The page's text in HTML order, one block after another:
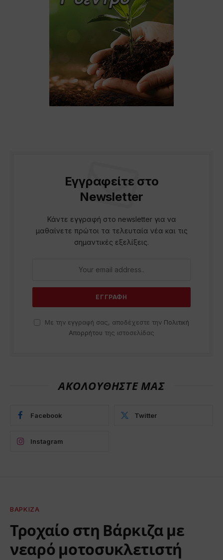
Εγγραφείτε στο
Newsletter
Κάντε εγγραφή στο newsletter για να
μαθαίνετε πρώτοι τα τελευταία νέα και τις
σημαντικές εξελίξεις.
Με την εγγραφή σας, αποδέχεστε την Πολιτική
Απορρήτου της ιστοσελίδας
ΑΚΟΛΟΥΘΗΣΤΕ ΜΑΣ
Facebook Twitter
Instagram
ΒΆΡΚΙΖΑ
Τροχαίο στη Βάρκιζα με
νεαρό μοτοσυκλετιστή